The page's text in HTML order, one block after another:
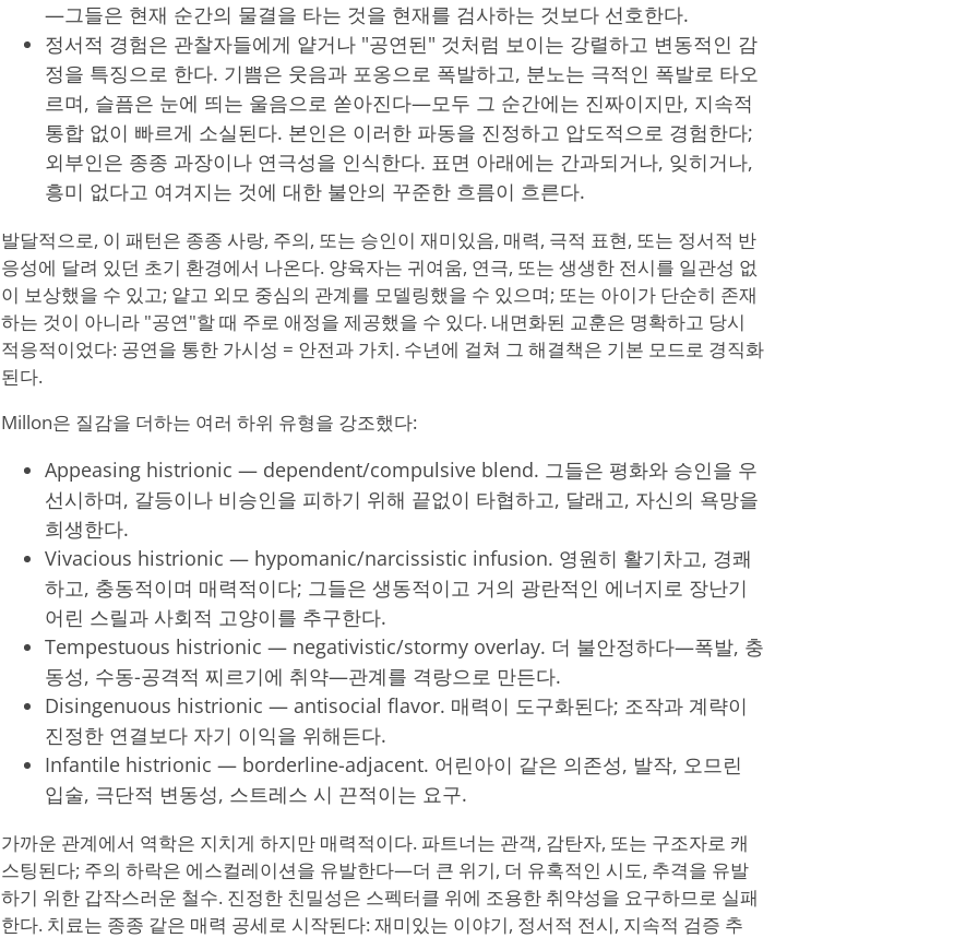
—그들은 현재 순간의 물결을 타는 것을 현재를 검사하는 것보다 선호한다.
정서적 경험은 관찰자들에게 얕거나 "공연된" 것처럼 보이는 강렬하고 변동적인 감
정을 특징으로 한다. 기쁨은 웃음과 포옹으로 폭발하고, 분노는 극적인 폭발로 타오
르며, 슬픔은 눈에 띄는 울음으로 쏟아진다—모두 그 순간에는 진짜이지만, 지속적
통합 없이 빠르게 소실된다. 본인은 이러한 파동을 진정하고 압도적으로 경험한다;
외부인은 종종 과장이나 연극성을 인식한다. 표면 아래에는 간과되거나, 잊히거나,
흥미 없다고 여겨지는 것에 대한 불안의 꾸준한 흐름이 흐른다.
발달적으로, 이 패턴은 종종 사랑, 주의, 또는 승인이 재미있음, 매력, 극적 표현, 또는 정서적 반
응성에 달려 있던 초기 환경에서 나온다. 양육자는 귀여움, 연극, 또는 생생한 전시를 일관성 없
이 보상했을 수 있고; 얕고 외모 중심의 관계를 모델링했을 수 있으며; 또는 아이가 단순히 존재
하는 것이 아니라 "공연"할 때 주로 애정을 제공했을 수 있다. 내면화된 교훈은 명확하고 당시
적응적이었다: 공연을 통한 가시성 = 안전과 가치. 수년에 걸쳐 그 해결책은 기본 모드로 경직화
된다.
Millon은 질감을 더하는 여러 하위 유형을 강조했다:
Appeasing histrionic — dependent/compulsive blend. 그들은 평화와 승인을 우
선시하며, 갈등이나 비승인을 피하기 위해 끝없이 타협하고, 달래고, 자신의 욕망을
희생한다.
Vivacious histrionic — hypomanic/narcissistic infusion. 영원히 활기차고, 경쾌
하고, 충동적이며 매력적이다; 그들은 생동적이고 거의 광란적인 에너지로 장난기
어린 스릴과 사회적 고양이를 추구한다.
Tempestuous histrionic — negativistic/stormy overlay. 더 불안정하다—폭발, 충
동성, 수동-공격적 찌르기에 취약—관계를 격랑으로 만든다.
Disingenuous histrionic — antisocial flavor. 매력이 도구화된다; 조작과 계략이
진정한 연결보다 자기 이익을 위해든다.
Infantile histrionic — borderline-adjacent. 어린아이 같은 의존성, 발작, 오므린
입술, 극단적 변동성, 스트레스 시 끈적이는 요구.
가까운 관계에서 역학은 지치게 하지만 매력적이다. 파트너는 관객, 감탄자, 또는 구조자로 캐
스팅된다; 주의 하락은 에스컬레이션을 유발한다—더 큰 위기, 더 유혹적인 시도, 추격을 유발
하기 위한 갑작스러운 철수. 진정한 친밀성은 스펙터클 위에 조용한 취약성을 요구하므로 실패
한다. 치료는 종종 같은 매력 공세로 시작된다: 재미있는 이야기, 정서적 전시, 지속적 검증 추